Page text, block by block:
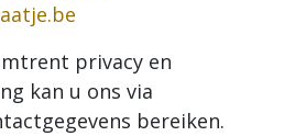
privacy en
kan u ons via
bereiken.